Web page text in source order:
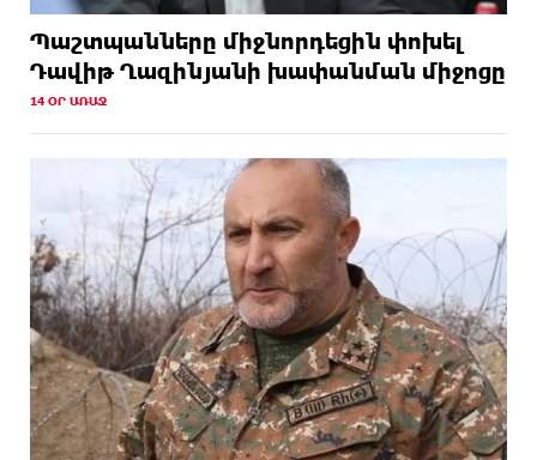
Պաշտպանները միջնորդեցին փոխել
Դավիթ Ղազինյանի խափանման միջոցը
14 ՕՐ ԱՌԱՋ